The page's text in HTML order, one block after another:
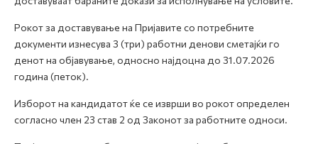
Рокот за доставување на Пријавите со потребните
документи изнесува 3 (три) работни денови сметајќи го
денот на објавување, односно најдоцна до 31.07.2026
година (петок).
Изборот на кандидатот ќе се изврши во рокот определен
согласно член 23 став 2 од Законот за работните односи.